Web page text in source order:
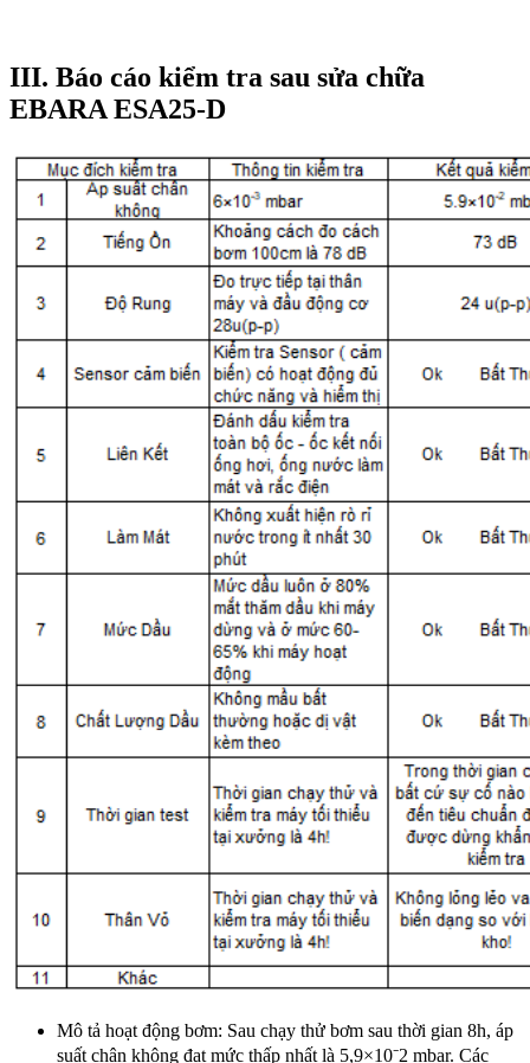
III. Báo cáo kiểm tra sau sửa chữa
EBARA ESA25-D
Mô tả hoạt động bơm: Sau chạy thử bơm sau thời gian 8h, áp
suất chân không đạt mức thấp nhất là 5,9×10⁻2 mbar. Các